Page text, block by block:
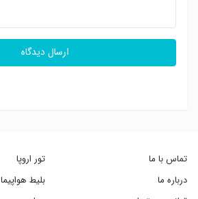
ارسال دیدگاه
تماس با ما
درباره ما
تور اروپا
بلیط هواپیما